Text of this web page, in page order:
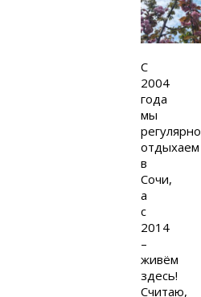
C
2004
года
мы
регулярно
отдыхаем
в
Сочи,
а
с
2014
–
живём
здесь!
Считаю,